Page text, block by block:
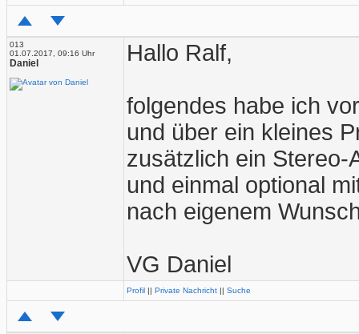
013
01.07.2017, 09:16 Uhr
Daniel Hallo Ralf,
folgendes habe ich
und über ein kleines
zusätzlich ein Stereo-
und einmal optional
nach eigenem
VG Daniel
Profil || Private Nachricht || Suche